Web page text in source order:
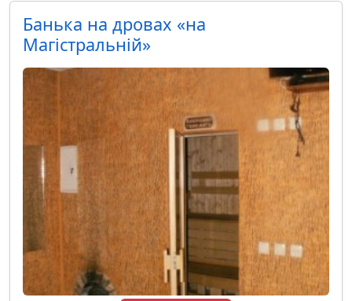
Банька на дровах «на
Магістральній»